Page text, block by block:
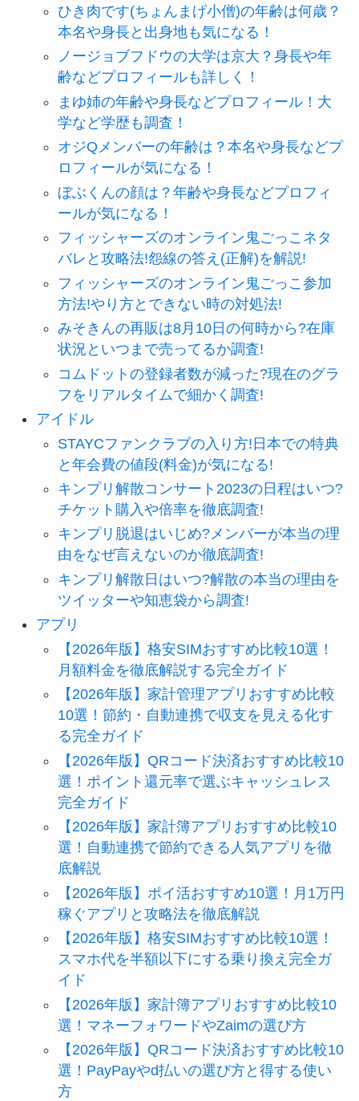
ひき肉です(ちょんまげ小僧)の年齢は何歳？
本名や身長と出身地も気になる！
ノージョブフドウの大学は京大？身長や年
齢などプロフィールも詳しく！
まゆ姉の年齢や身長などプロフィール！大
学など学歴も調査！
オジQメンバーの年齢は？本名や身長などプ
ロフィールが気になる！
ぼぶくんの顔は？年齢や身長などプロフィ
ールが気になる！
フィッシャーズのオンライン鬼ごっこネタ
バレと攻略法!怨線の答え(正解)を解説!
フィッシャーズのオンライン鬼ごっこ参加
方法!やり方とできない時の対処法!
みそきんの再販は8月10日の何時から?在庫
状況といつまで売ってるか調査!
コムドットの登録者数が減った?現在のグラ
フをリアルタイムで細かく調査!
アイドル
STAYCファンクラブの入り方!日本での特典
と年会費の値段(料金)が気になる!
キンプリ解散コンサート2023の日程はいつ?
チケット購入や倍率を徹底調査!
キンプリ脱退はいじめ?メンバーが本当の理
由をなぜ言えないのか徹底調査!
キンプリ解散日はいつ?解散の本当の理由を
ツイッターや知恵袋から調査!
アプリ
【2026年版】格安SIMおすすめ比較10選！
月額料金を徹底解説する完全ガイド
【2026年版】家計管理アプリおすすめ比較
10選！節約・自動連携で収支を見える化す
る完全ガイド
【2026年版】QRコード決済おすすめ比較10
選！ポイント還元率で選ぶキャッシュレス
完全ガイド
【2026年版】家計簿アプリおすすめ比較10
選！自動連携で節約できる人気アプリを徹
底解説
【2026年版】ポイ活おすすめ10選！月1万円
稼ぐアプリと攻略法を徹底解説
【2026年版】格安SIMおすすめ比較10選！
スマホ代を半額以下にする乗り換え完全ガ
イド
【2026年版】家計簿アプリおすすめ比較10
選！マネーフォワードやZaimの選び方
【2026年版】QRコード決済おすすめ比較10
選！PayPayやd払いの選び方と得する使い
方